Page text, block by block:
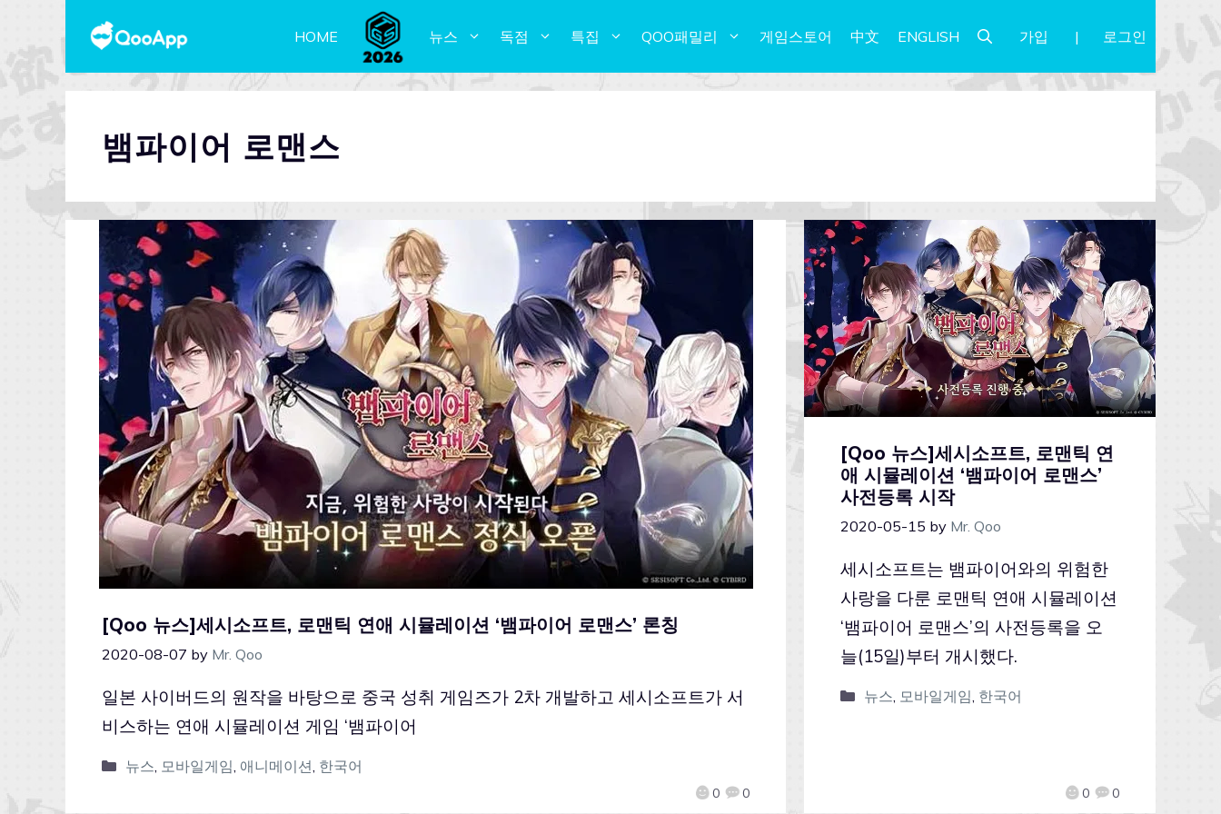
HOME 뉴스 독점 특집 QOO패밀리 게임스토어 中文 ENGLISH 가입 로그인
뱀파이어 로맨스
[Qoo 뉴스]세시소프트, 로맨틱 연애 시뮬레이션 ‘뱀파이어 로맨스’ 론칭
2020-08-07 by Mr. Qoo
0 0
일본 사이버드의 원작을 바탕으로 중국 성취 게임즈가 2차 개발하고 세시소프트가 서
비스하는 연애 시뮬레이션 게임 ‘뱀파이어
뉴스, 모바일게임, 애니메이션, 한국어
[Qoo 뉴스]세시소프트, 로맨틱 연
애 시뮬레이션 ‘뱀파이어 로맨스’
사전등록 시작
2020-05-15 by Mr. Qoo
0 0
세시소프트는 뱀파이어와의 위험한
사랑을 다룬 로맨틱 연애 시뮬레이션
‘뱀파이어 로맨스’의 사전등록을 오
늘(15일)부터 개시했다.
뉴스, 모바일게임, 한국어